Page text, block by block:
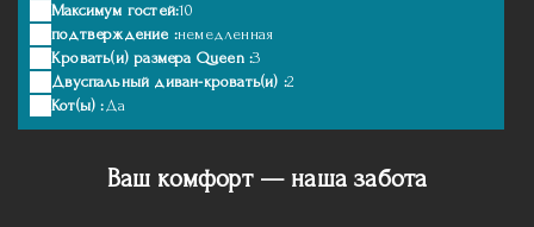
Максимум гостей:10
подтверждение :немедленная
Кровать(и) размера Queen :3
Двуспальный диван-кровать(и) :2
Кот(ы) :Да
Ваш комфорт — наша забота